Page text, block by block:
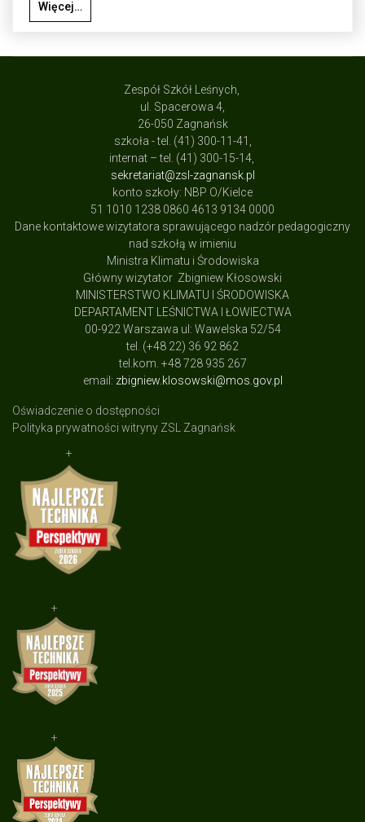
Więcej…
Zespół Szkół Leśnych,
ul. Spacerowa 4,
26-050 Zagnańsk
szkoła - tel. (41) 300-11-41,
internat – tel. (41) 300-15-14,
sekretariat@zsl-zagnansk.pl
konto szkoły: NBP O/Kielce
51 1010 1238 0860 4613 9134 0000
Dane kontaktowe wizytatora sprawującego nadzór pedagogiczny
nad szkołą w imieniu
Ministra Klimatu i Środowiska
Główny wizytator Zbigniew Kłosowski
MINISTERSTWO KLIMATU I ŚRODOWISKA
DEPARTAMENT LEŚNICTWA I ŁOWIECTWA
00-922 Warszawa ul: Wawelska 52/54
tel. (+48 22) 36 92 862
tel.kom. +48 728 935 267
email: zbigniew.klosowski@mos.gov.pl
Oświadczenie o dostępności
Polityka prywatności witryny ZSL Zagnańsk
+
+
+